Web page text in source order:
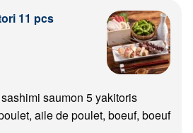
11 pcs
saumon 5 yakitoris
aile de poulet, boeuf, boeuf